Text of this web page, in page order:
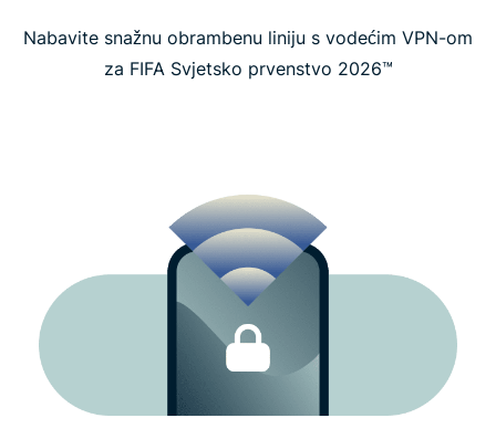
Nabavite snažnu obrambenu liniju s vodećim VPN-om
za FIFA Svjetsko prvenstvo 2026™